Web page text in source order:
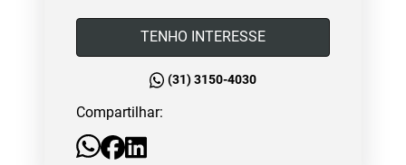
TENHO INTERESSE
(31) 3150-4030
Compartilhar: